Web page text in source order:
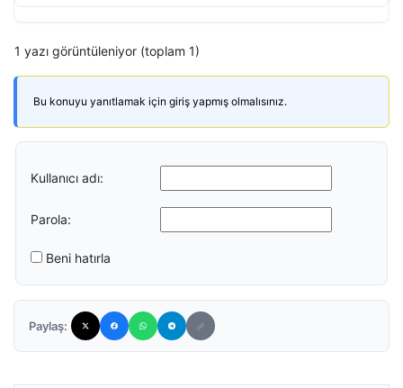
1 yazı görüntüleniyor (toplam 1)
Bu konuyu yanıtlamak için giriş yapmış olmalısınız.
Kullanıcı adı:
Parola:
Beni hatırla
Paylaş: